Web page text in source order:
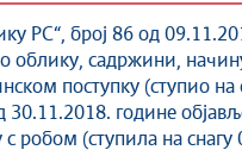
РС“, број 86 од
облику, садржини,
поступку (ступио на
30.11.2018. године
робом (ступила на